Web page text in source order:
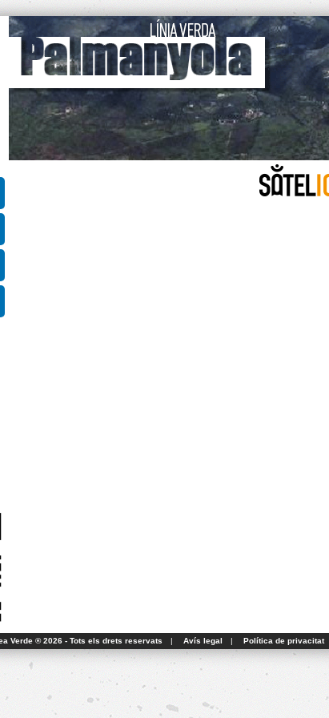
Verde ® 2026 - Tots els drets reservats | Avís legal | Política de privacitat